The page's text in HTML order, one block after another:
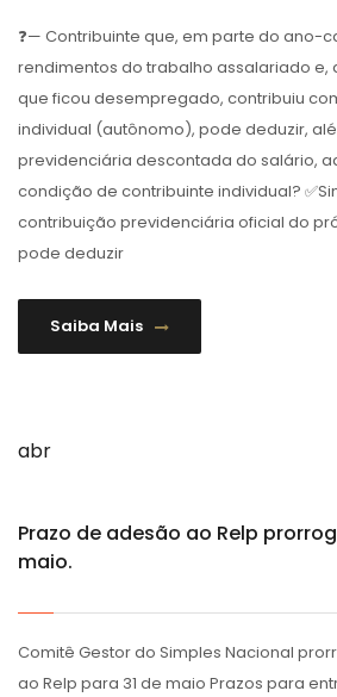
❓— Contribuinte que, em parte do ano-
rendimentos do trabalho assalariado e,
que ficou desempregado, contribuiu
individual (autônomo), pode deduzir,
previdenciária descontada do salário,
condição de contribuinte individual?
contribuição previdenciária oficial do
pode deduzir
Saiba Mais
abr
Prazo de adesão ao Relp
maio.
Comitê Gestor do Simples Nacional
ao Relp para 31 de maio Prazos para